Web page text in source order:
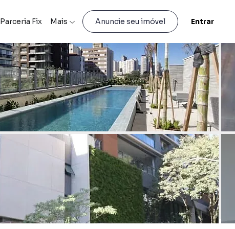
Parceria Fix Mais Anuncie seu imóvel Entrar